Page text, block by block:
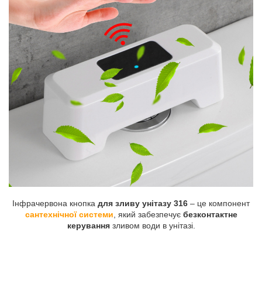
Інфрачервона кнопка для зливу унітазу 316 – це компонент
сантехнічної системи , який забезпечуєбезконтактне
керуваннязливом води в унітазі.